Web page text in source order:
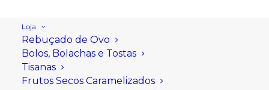
Loja
Rebuçado de Ovo
Bolos, Bolachas e Tostas
Tisanas
Frutos Secos Caramelizados